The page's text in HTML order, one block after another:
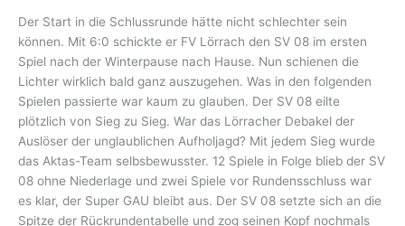
Der Start in die Schlussrunde hätte nicht schlechter sein
können. Mit 6:0 schickte er FV Lörrach den SV 08 im ersten
Spiel nach der Winterpause nach Hause. Nun schienen die
Lichter wirklich bald ganz auszugehen. Was in den folgenden
Spielen passierte war kaum zu glauben. Der SV 08 eilte
plötzlich von Sieg zu Sieg. War das Lörracher Debakel der
Auslöser der unglaublichen Aufholjagd? Mit jedem Sieg wurde
das Aktas-Team selbsbewusster. 12 Spiele in Folge blieb der SV
08 ohne Niederlage und zwei Spiele vor Rundensschluss war
es klar, der Super GAU bleibt aus. Der SV 08 setzte sich an die
Spitze der Rückrundentabelle und zog seinen Kopf nochmals